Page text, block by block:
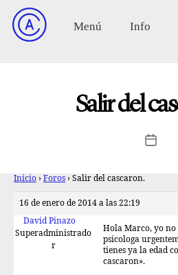
Salir del
Inicio › Foros › Salir del cascaron.
16 de enero de 2014 a las 22:19
David Pinazo
Superadministrado
r
Hola Marco, yo no
psicologa
tienes ya la edad
cascaron».